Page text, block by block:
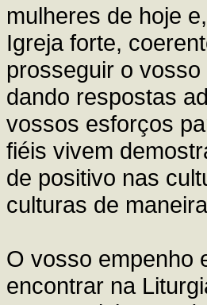
mulheres de hoje
Igreja forte,
prosseguir o
dando respostas
vossos esforços
fiéis vivem
de positivo nas
culturas de
O vosso empenho
encontrar na